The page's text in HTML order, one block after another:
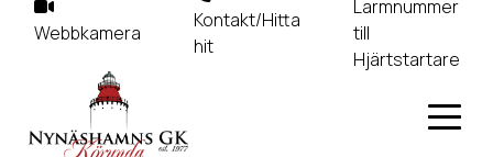
Webbkamera
Kontakt/Hitta
hit
Larmnummer
till
Hjärtstartare